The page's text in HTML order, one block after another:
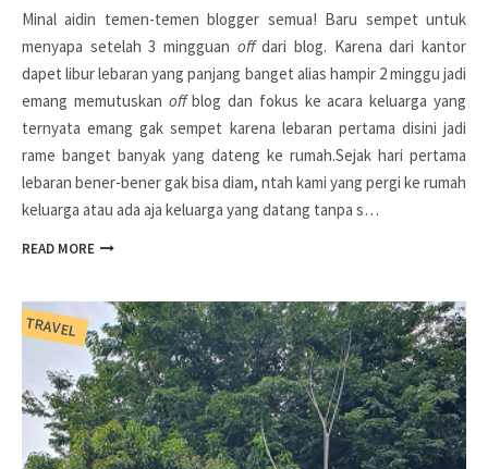
Minal aidin temen-temen blogger semua! Baru sempet untuk
menyapa setelah 3 mingguan offdari blog. Karena dari kantor
dapet libur lebaran yang panjang banget alias hampir 2 minggu jadi
emang memutuskan offblog dan fokus ke acara keluarga yang
ternyata emang gak sempet karena lebaran pertama disini jadi
rame banget banyak yang dateng ke rumah.Sejak hari pertama
lebaran bener-bener gak bisa diam, ntah kami yang pergi ke rumah
keluarga atau ada aja keluarga yang datang tanpa s…
READ MORE
TRAVEL